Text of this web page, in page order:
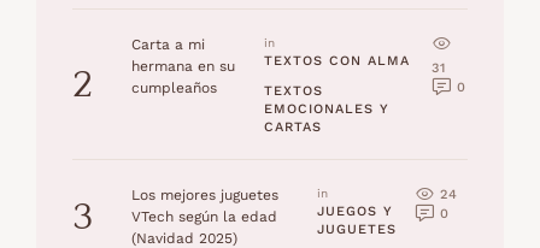
2
Carta a mi
hermana en su
cumpleaños
in
TEXTOS CON ALMA
TEXTOS
EMOCIONALES Y
CARTAS
31
0
3
Los mejores juguetes
VTech según la edad
(Navidad 2025)
in
JUEGOS Y
JUGUETES
24
0